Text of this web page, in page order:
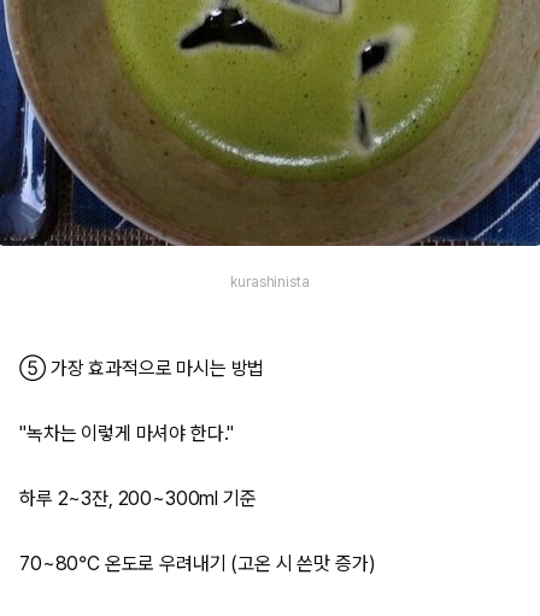
kurashinista
⑤ 가장 효과적으로 마시는 방법
"녹차는 이렇게 마셔야 한다."
하루 2~3잔, 200~300ml 기준
70~80°C 온도로 우려내기 (고온 시 쓴맛 증가)